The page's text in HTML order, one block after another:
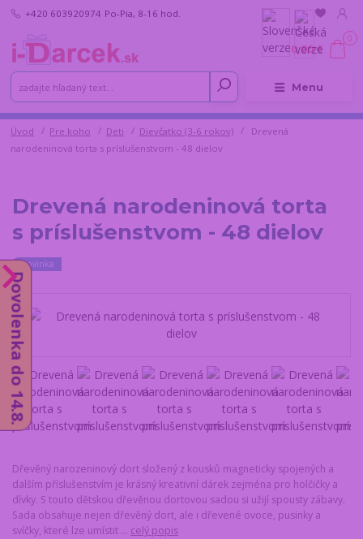
Menu
+420 603920974 Po-Pia, 8-16 hod.
0
0,00 €
Úvod Pre koho Deti Dievčatko (3-6 rokov)
Drevená
narodeninová torta s príslušenstvom - 48 dielov
Drevená narodeninová torta
s príslušenstvom - 48 dielov
Novinka
Dřevěný narozeninový dort složený z kousků magneticky spojených a
dalším příslušenstvím je krásný kreativní dárek zejména pro holčičky a
dívky. S touto dětskou dřevěnou dortovou sadou si užijí spousty zábavy.
Sada obsahuje nejen dřevěný dort, ale i dřevené ovoce, pusinky a
svíčky, které lze umístit ... celý popis
Dovolenka do 14.8.